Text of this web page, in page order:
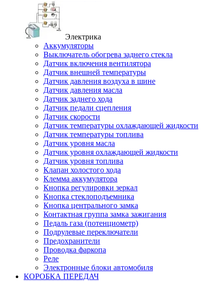
Электрика
Аккумуляторы
Выключатель обогрева заднего стекла
Датчик включения вентилятора
Датчик внешней температуры
Датчик давления воздуха в шине
Датчик давления масла
Датчик заднего хода
Датчик педали сцепления
Датчик скорости
Датчик температуры охлаждающей жидкости
Датчик температуры топлива
Датчик уровня масла
Датчик уровня охлаждающей жидкости
Датчик уровня топлива
Клапан холостого хода
Клемма аккумулятора
Кнопка регулировки зеркал
Кнопка стеклоподъемника
Кнопка центрального замка
Контактная группа замка зажигания
Педаль газа (потенциометр)
Подрулевые переключатели
Предохранители
Проводка фаркопа
Реле
Электронные блоки автомобиля
КОРОБКА ПЕРЕДАЧ